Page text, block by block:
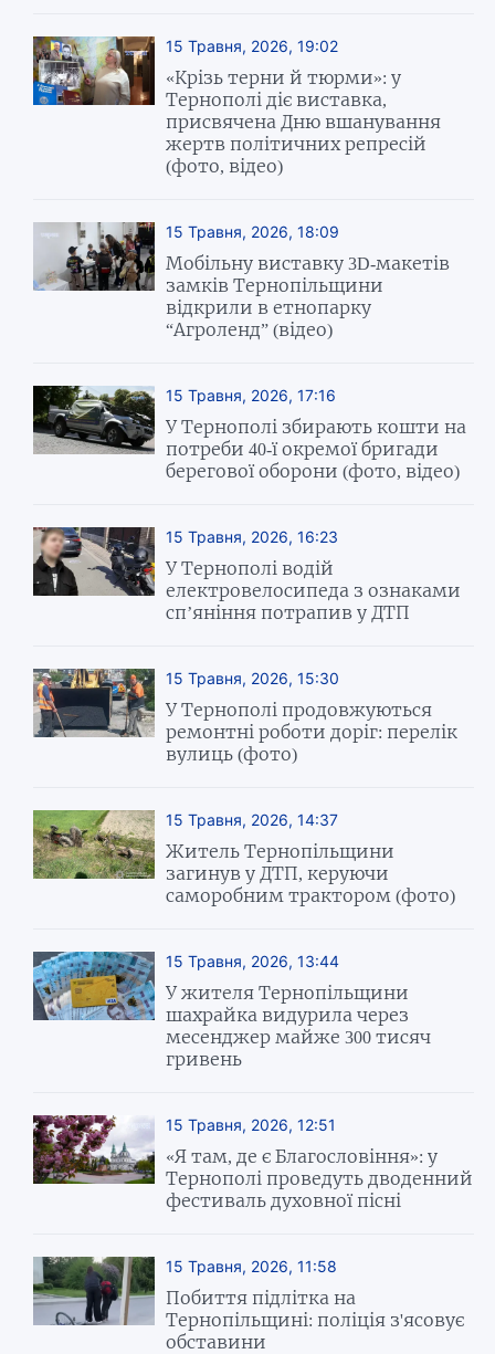
15 Травня, 2026, 19:02
«Крізь терни й тюрми»: у
Тернополі діє виставка,
присвячена Дню вшанування
жертв політичних репресій
(фото, відео)
15 Травня, 2026, 18:09
Мобільну виставку 3D-макетів
замків Тернопільщини
відкрили в етнопарку
“Агроленд” (відео)
15 Травня, 2026, 17:16
У Тернополі збирають кошти на
потреби 40-ї окремої бригади
берегової оборони (фото, відео)
15 Травня, 2026, 16:23
У Тернополі водій
електровелосипеда з ознаками
сп’яніння потрапив у ДТП
15 Травня, 2026, 15:30
У Тернополі продовжуються
ремонтні роботи доріг: перелік
вулиць (фото)
15 Травня, 2026, 14:37
Житель Тернопільщини
загинув у ДТП, керуючи
саморобним трактором (фото)
15 Травня, 2026, 13:44
У жителя Тернопільщини
шахрайка видурила через
месенджер майже 300 тисяч
гривень
15 Травня, 2026, 12:51
«Я там, де є Благословіння»: у
Тернополі проведуть дводенний
фестиваль духовної пісні
15 Травня, 2026, 11:58
Побиття підлітка на
Тернопільщині: поліція з'ясовує
обставини